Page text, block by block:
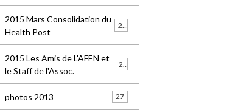
2015 Mars Consolidation du
Health Post
2015 Les Amis de L'AFEN et
le Staff de l'Assoc.
photos 2013 27